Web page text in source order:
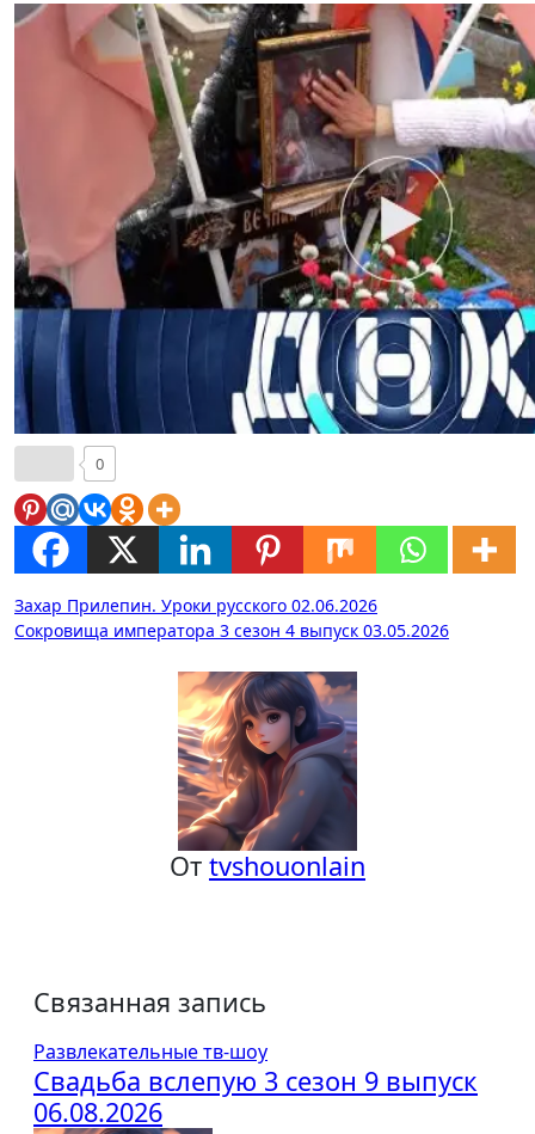
0
Навигация
по
Захар Прилепин. Уроки русского 02.06.2026
Сокровища императора 3 сезон 4 выпуск 03.05.2026
От tvshouonlain
Связанная запись
Развлекательные тв-шоу
Свадьба вслепую 3 сезон 9 выпуск
06.08.2026